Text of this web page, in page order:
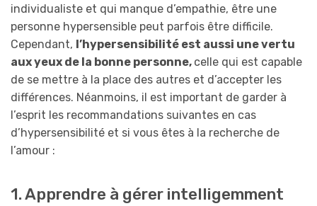
individualiste et qui manque d’empathie, être une
personne hypersensible peut parfois être difficile.
Cependant, l’hypersensibilité est aussi une vertu
aux yeux de la bonne personne, celle qui est capable
de se mettre à la place des autres et d’accepter les
différences. Néanmoins, il est important de garder à
l’esprit les recommandations suivantes en cas
d’hypersensibilité et si vous êtes à la recherche de
l’amour :
1. Apprendre à gérer intelligemment